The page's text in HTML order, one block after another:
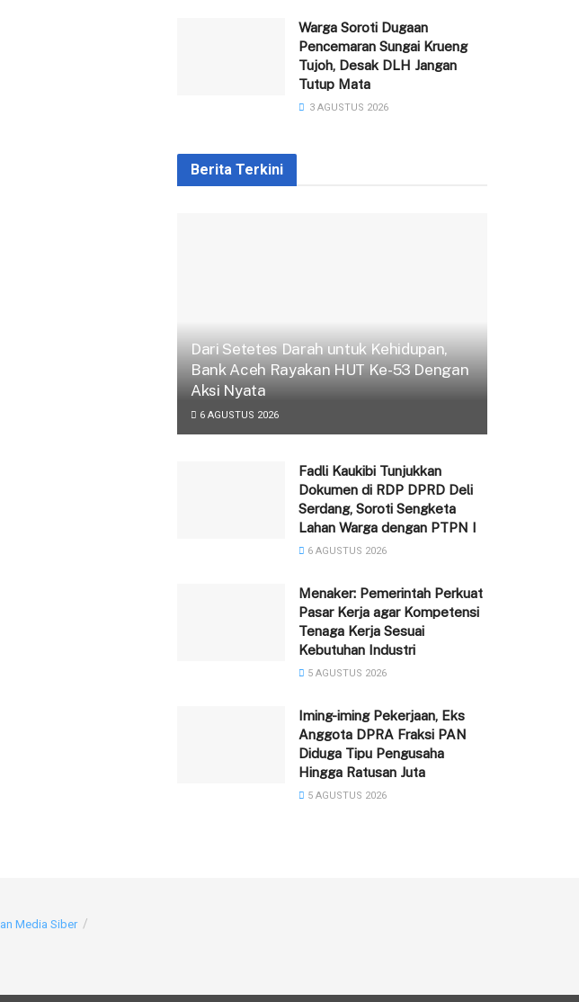
Warga Soroti Dugaan
Pencemaran Sungai Krueng
Tujoh, Desak DLH Jangan
Tutup Mata
3 AGUSTUS 2026
Berita Terkini
Dari Setetes Darah untuk Kehidupan,
Bank Aceh Rayakan HUT Ke-53 Dengan
Aksi Nyata
6 AGUSTUS 2026
Fadli Kaukibi Tunjukkan
Dokumen di RDP DPRD Deli
Serdang, Soroti Sengketa
Lahan Warga dengan PTPN I
6 AGUSTUS 2026
Menaker: Pemerintah Perkuat
Pasar Kerja agar Kompetensi
Tenaga Kerja Sesuai
Kebutuhan Industri
5 AGUSTUS 2026
Iming-iming Pekerjaan, Eks
Anggota DPRA Fraksi PAN
Diduga Tipu Pengusaha
Hingga Ratusan Juta
5 AGUSTUS 2026
Media Siber